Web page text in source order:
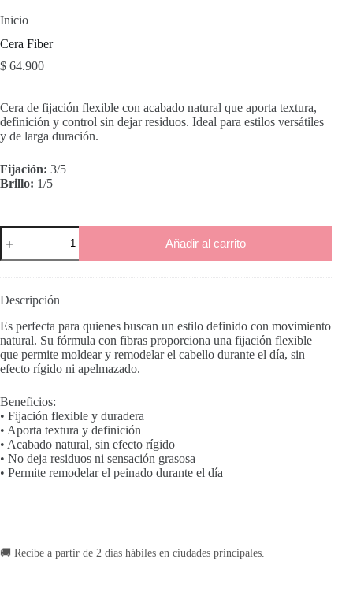
Inicio
Cera Fiber
$ 64.900
Cera de fijación flexible con acabado natural que aporta textura,
definición y control sin dejar residuos. Ideal para estilos versátiles
y de larga duración.
Fijación: 3/5
Brillo: 1/5
Cera
Fiber
cantidad
Añadir al carrito
Descripción
Es perfecta para quienes buscan un estilo definido con movimiento
natural. Su fórmula con fibras proporciona una fijación flexible
que permite moldear y remodelar el cabello durante el día, sin
efecto rígido ni apelmazado.
Beneficios:
• Fijación flexible y duradera
• Aporta textura y definición
• Acabado natural, sin efecto rígido
• No deja residuos ni sensación grasosa
• Permite remodelar el peinado durante el día
🚚 Recibe a partir de 2 días hábiles en ciudades principales.